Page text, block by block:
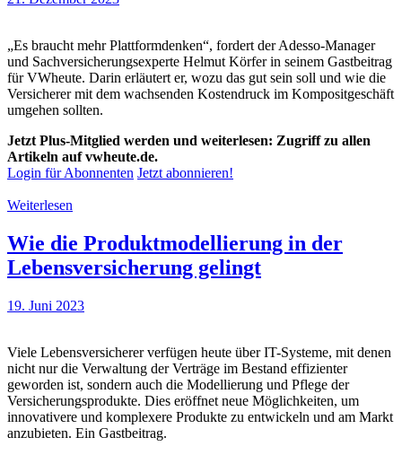
„Es braucht mehr Plattformdenken“, fordert der Adesso-Manager
und Sachversicherungsexperte Helmut Körfer in seinem Gastbeitrag
für VWheute. Darin erläutert er, wozu das gut sein soll und wie die
Versicherer mit dem wachsenden Kostendruck im Kompositgeschäft
umgehen sollten.
Jetzt Plus-Mitglied werden und weiterlesen: Zugriff zu allen
Artikeln auf vwheute.de.
Login für Abonnenten Jetzt abonnieren!
Weiterlesen
Wie die Produktmodellierung in der
Lebensversicherung gelingt
19. Juni 2023
Viele Lebensversicherer verfügen heute über IT-Systeme, mit denen
nicht nur die Verwaltung der Verträge im Bestand effizienter
geworden ist, sondern auch die Modellierung und Pflege der
Versicherungsprodukte. Dies eröffnet neue Möglichkeiten, um
innovativere und komplexere Produkte zu entwickeln und am Markt
anzubieten. Ein Gastbeitrag.